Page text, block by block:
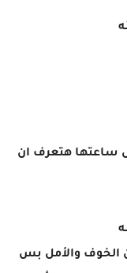
ساعتها هتعرف ان
والأمل بس